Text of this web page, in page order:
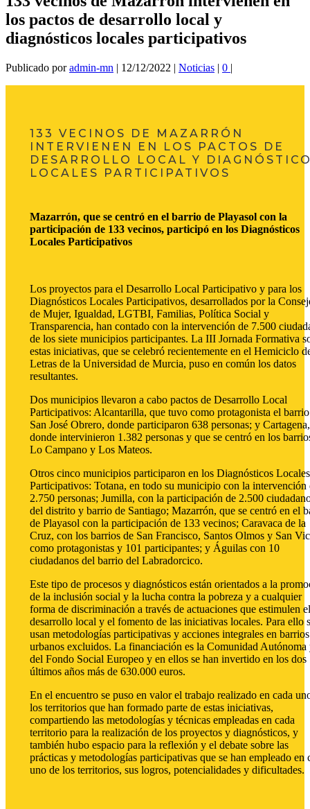
los pactos de desarrollo local y
diagnósticos locales participativos
Publicado poradmin-mn | 12/12/2022 | Noticias | 0 |
133 VECINOS DE MAZARRÓN
INTERVIENEN EN LOS PACTOS DE
DESARROLLO LOCAL Y
LOCALES PARTICIPATIVOS
Mazarrón, que se centró en el barrio de Playasol con la
participación de 133 vecinos, participó en los Diagnósticos
Locales Participativos
Los proyectos para el Desarrollo Local Participativo y para los
Diagnósticos Locales Participativos, desarrollados por la
de Mujer, Igualdad, LGTBI, Familias, Política Social y
Transparencia, han contado con la intervención de 7.500
de los siete municipios participantes. La III Jornada Formativa
estas iniciativas, que se celebró recientemente en el Hemiciclo
Letras de la Universidad de Murcia, puso en común los datos
resultantes.
Dos municipios llevaron a cabo pactos de Desarrollo Local
Participativos: Alcantarilla, que tuvo como protagonista el
San José Obrero, donde participaron 638 personas; y Cartagena,
donde intervinieron 1.382 personas y que se centró en los
Lo Campano y Los Mateos.
Otros cinco municipios participaron en los Diagnósticos Locales
Participativos: Totana, en todo su municipio con la intervención
2.750 personas; Jumilla, con la participación de 2.500
del distrito y barrio de Santiago; Mazarrón, que se centró en el
de Playasol con la participación de 133 vecinos; Caravaca de la
Cruz, con los barrios de San Francisco, Santos Olmos y San
como protagonistas y 101 participantes; y Águilas con 10
ciudadanos del barrio del Labradorcico.
Este tipo de procesos y diagnósticos están orientados a la
de la inclusión social y la lucha contra la pobreza y a cualquier
forma de discriminación a través de actuaciones que estimulen el
desarrollo local y el fomento de las iniciativas locales. Para ello
usan metodologías participativas y acciones integrales en barrios
urbanos excluidos. La financiación es la Comunidad Autónoma
del Fondo Social Europeo y en ellos se han invertido en los dos
últimos años más de 630.000 euros.
En el encuentro se puso en valor el trabajo realizado en cada
los territorios que han formado parte de estas iniciativas,
compartiendo las metodologías y técnicas empleadas en cada
territorio para la realización de los proyectos y diagnósticos, y
también hubo espacio para la reflexión y el debate sobre las
prácticas y metodologías participativas que se han empleado en
uno de los territorios, sus logros, potencialidades y dificultades.